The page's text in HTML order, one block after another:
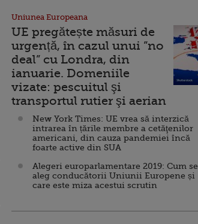
Uniunea Europeana
UE pregătește măsuri de
urgență, în cazul unui ”no
deal” cu Londra, din
ianuarie. Domeniile
vizate: pescuitul şi
transportul rutier şi aerian
New York Times: UE vrea să interzică
intrarea în țările membre a cetăţenilor
americani, din cauza pandemiei încă
foarte active din SUA
Alegeri europarlamentare 2019: Cum se
aleg conducătorii Uniunii Europene și
care este miza acestui scrutin